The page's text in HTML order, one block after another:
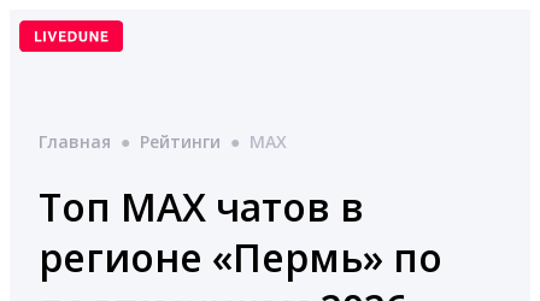
Перейти
Главная ● Рейтинги ● MAX
Топ MAX чатов в
регионе «Пермь» по